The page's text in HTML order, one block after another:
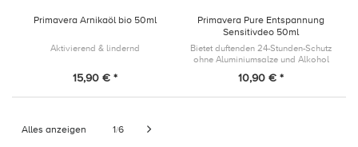
Primavera Arnikaöl bio 50ml
Aktivierend & lindernd
15,90 € *
Primavera Pure Entspannung
Sensitivdeo 50ml
Bietet duftenden 24-Stunden-Schutz
ohne Aluminiumsalze und Alkohol
neutralisierender Duftkomposition
10,90 € *
Alles anzeigen 1/6